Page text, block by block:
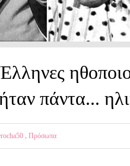
πάντα...
, Πρόσωπα